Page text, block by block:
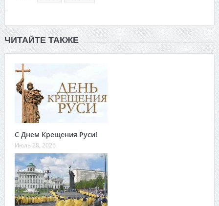
ЧИТАЙТЕ ТАКЖЕ
С Днем Крещения Руси!
Июль 28, 2026